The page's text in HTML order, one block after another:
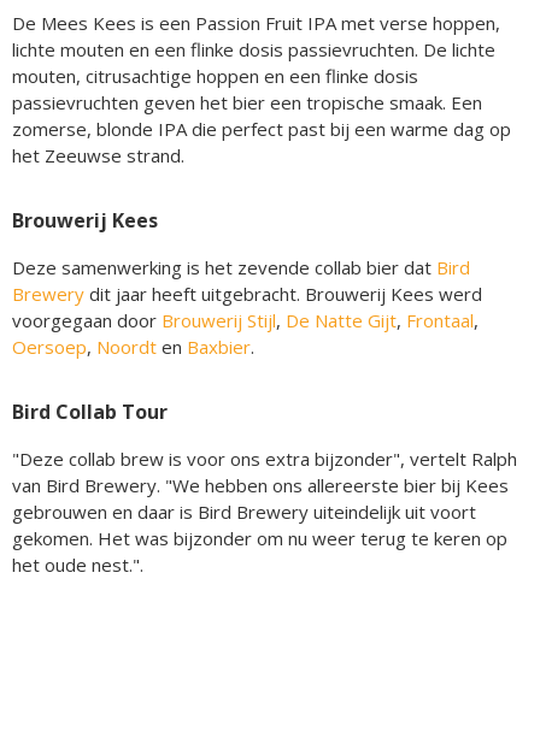
De Mees Kees is een Passion Fruit IPA met verse hoppen,
lichte mouten en een flinke dosis passievruchten. De lichte
mouten, citrusachtige hoppen en een flinke dosis
passievruchten geven het bier een tropische smaak. Een
zomerse, blonde IPA die perfect past bij een warme dag op
het Zeeuwse strand.
Brouwerij Kees
Deze samenwerking is het zevende collab bier dat Bird
Brewery dit jaar heeft uitgebracht. Brouwerij Kees werd
voorgegaan door Brouwerij Stijl, De Natte Gijt, Frontaal,
Oersoep, Noordt en Baxbier.
Bird Collab Tour
"Deze collab brew is voor ons extra bijzonder", vertelt Ralph
van Bird Brewery. "We hebben ons allereerste bier bij Kees
gebrouwen en daar is Bird Brewery uiteindelijk uit voort
gekomen. Het was bijzonder om nu weer terug te keren op
het oude nest.".